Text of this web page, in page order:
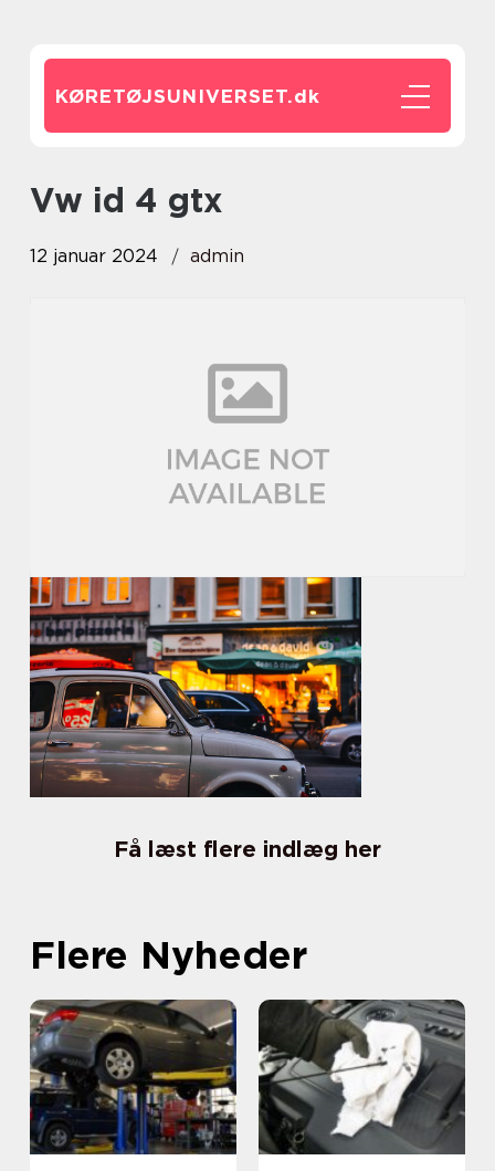
KØRETØJSUNIVERSET.dk
vw id 4 gtx
12 januar 2024 admin
Få læst flere indlæg her
Flere Nyheder